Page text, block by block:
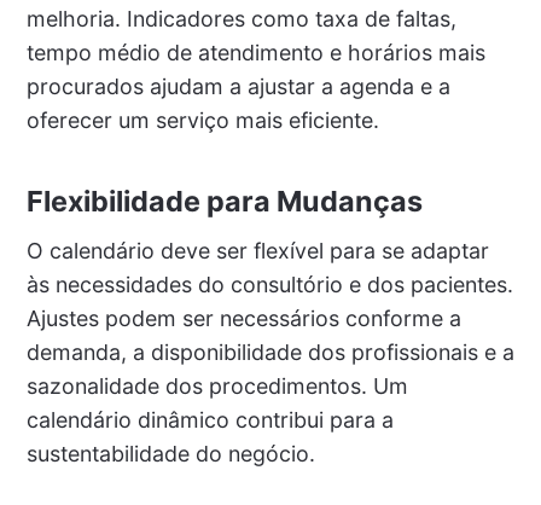
melhoria. Indicadores como taxa de faltas,
tempo médio de atendimento e horários mais
procurados ajudam a ajustar a agenda e a
oferecer um serviço mais eficiente.
Flexibilidade para Mudanças
O calendário deve ser flexível para se adaptar
às necessidades do consultório e dos pacientes.
Ajustes podem ser necessários conforme a
demanda, a disponibilidade dos profissionais e a
sazonalidade dos procedimentos. Um
calendário dinâmico contribui para a
sustentabilidade do negócio.